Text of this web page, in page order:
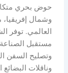
حوض بحري
وشمال
العالمي. توفر
مستقبل
وتصليح السفن
وناقلات